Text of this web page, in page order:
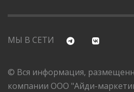
МЫ В СЕТИ
© Вся информация,
компании ООО "Айди-